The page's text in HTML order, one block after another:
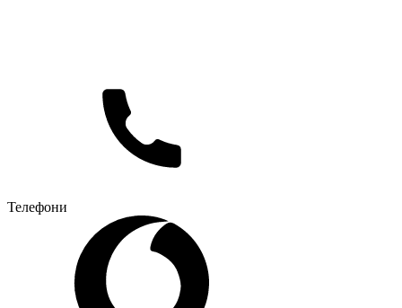
Телефони